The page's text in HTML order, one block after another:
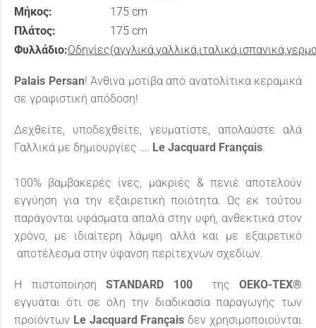
Μήκος:
175 cm
Πλάτος:
175 cm
Φυλλάδιο:
Palais Persan! Άνθινα μοτίβα από ανατολίτικα κεραμικά
σε γραφιστική απόδοση!
Δεχθείτε, υποδεχθείτε, γευματίστε, απολαύστε αλά
Γαλλικά με δημιουργίες …. Le Jacquard Françαis.
100% βαμβακερές ίνες, μακριές & πενιέ αποτελούν
εγγύηση για την εξαιρετική ποιότητα. Ως εκ τούτου
παράγονται υφάσματα απαλά στην υφή, ανθεκτικά στον
χρόνο, με ιδιαίτερη λάμψη αλλά και με εξαιρετικό
αποτέλεσμα στην ύφανση περίτεχνων σχεδίων.
Η πιστοποίηση STANDARD 100της OEKO-TEX®
εγγυάται ότι σε όλη την διαδικασία παραγωγής των
προϊόντων Le Jacquard Français δεν χρησιμοποιούνται